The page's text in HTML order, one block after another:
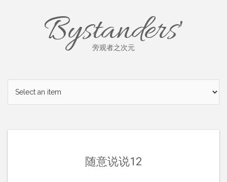
Bystanders'
旁观者之次元
随意说说12